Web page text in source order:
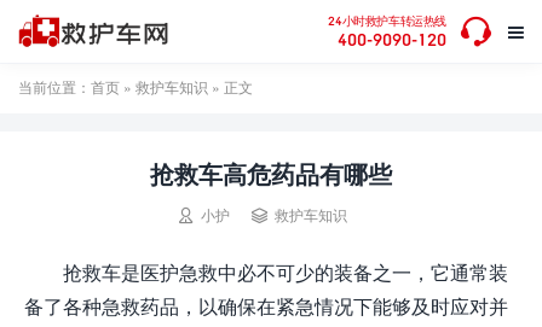

24小时救护车转运热线
400-9090-120 
当前位置： 首页 » 救护车知识 » 正文
抢救车高危药品有哪些
 小护  救护车知识
抢救车是医护急救中必不可少的装备之一，它通常装
备了各种急救药品，以确保在紧急情况下能够及时应对并